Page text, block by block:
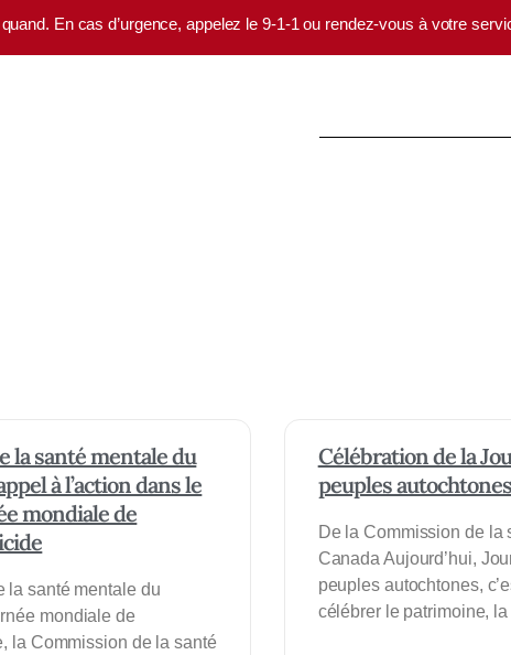
En cas d’urgence, appelez le 9-1-1 ou rendez-vous à votre
la santé mentale du
à l’action dans le
mondiale de
la santé mentale du
mondiale de
la Commission de la santé
Célébration de la
peuples autochtones
De la Commission de la
Canada Aujourd’hui,
peuples autochtones,
célébrer le patrimoine,